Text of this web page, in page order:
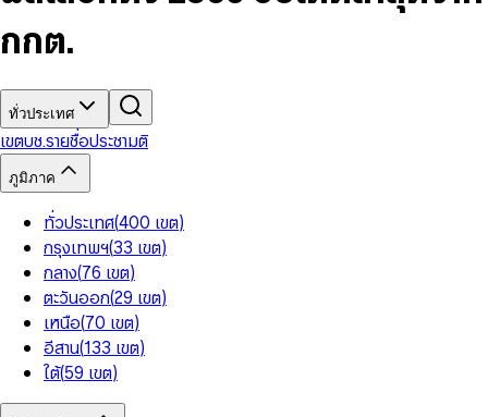
8
9
98
9
กกต.
ทั่วประเทศ
เขตบช.รายชื่อประชามติ
ภูมิภาค
ทั่วประเทศ(400 เขต)
กรุงเทพฯ(33 เขต)
กลาง(76 เขต)
ตะวันออก(29 เขต)
เหนือ(70 เขต)
อีสาน(133 เขต)
ใต้(59 เขต)